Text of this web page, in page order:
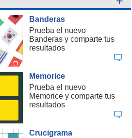
a condenados por delitos de
Silva expresó que "yo no
razones humanitarias para
a esas personas".
Banderas
Prueba el nuevo
Banderas y comparte tus
resultados
Memorice
Prueba el nuevo
Memorice y comparte tus
resultados
Crucigrama